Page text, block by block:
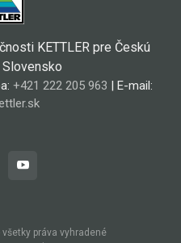
KETTLER pre Českú
+421 222 205 963 | E-mail:
všetky práva vyhradené